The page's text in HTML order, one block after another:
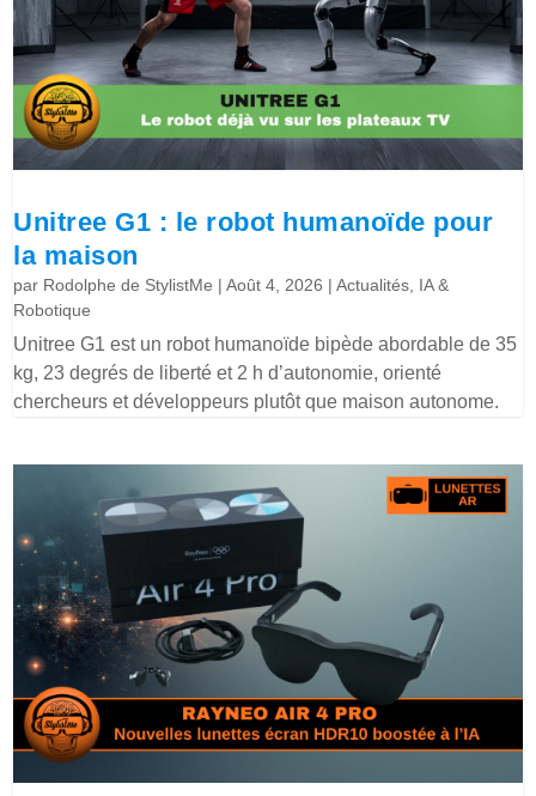
Unitree G1 : le robot humanoïde pour
la maison
par Rodolphe de StylistMe |Août 4, 2026 |Actualités IA &
Robotique
Unitree G1 est un robot humanoïde bipède abordable de 35
kg, 23 degrés de liberté et 2 h d’autonomie, orienté
chercheurs et développeurs plutôt que maison autonome.